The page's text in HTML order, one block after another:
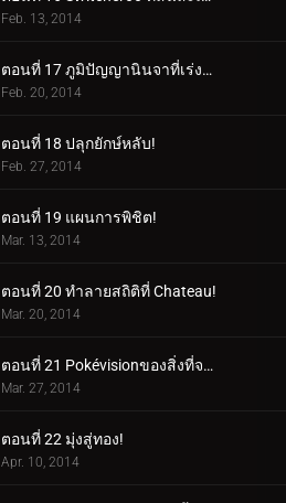
Feb. 13, 2014
ตอนที่ 17 ภูมิปัญญานินจาที่เร่งรีบ!
Feb. 20, 2014
ตอนที่ 18 ปลุกยักษ์หลับ!
Feb. 27, 2014
ตอนที่ 19 แผนการพิชิต!
Mar. 13, 2014
ตอนที่ 20 ทำลายสถิติที่ Chateau!
Mar. 20, 2014
ตอนที่ 21 Pokévisionของสิ่งที่จะเกิดขึ้น!
Mar. 27, 2014
ตอนที่ 22 มุ่งสู่ทอง!
Apr. 10, 2014